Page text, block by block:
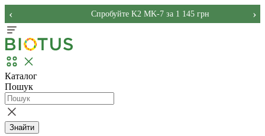
Спробуйте K2 MK-7 за 1 145 грн
‹ ›
Каталог
Пошук
Знайти